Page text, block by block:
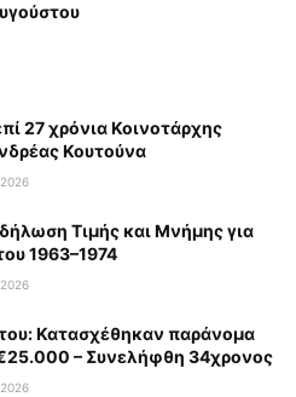
27 χρόνια Κοινοτάρχης
Κουτούνα
Τιμής και Μνήμης για
1963–1974
Κατασχέθηκαν παράνομα
– Συνελήφθη 34χρονος